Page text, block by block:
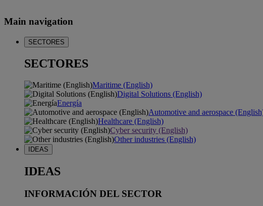
Main navigation
SECTORES
SECTORES
Maritime (English)
Digital Solutions (English)
Energía
Automotive and aerospace
Healthcare (English)
Cyber security (English)
Other industries (English)
IDEAS
IDEAS
INFORMACIÓN DEL SECTOR